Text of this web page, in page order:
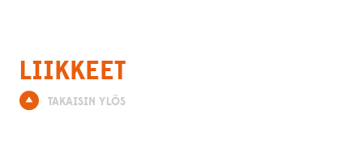
LIIKKEET
TAKAISIN YLÖS